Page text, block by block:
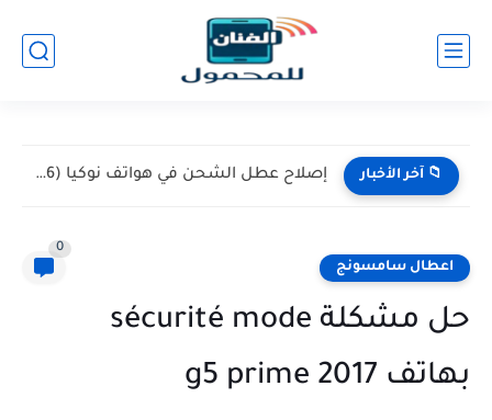
📁 آخر الأخبار إصلاح عطل الشحن في هواتف نوكيا (Nokia 105 / 106)...
اعطال سامسونج
0
حل مشكلة sécurité mode
بهاتف g5 prime 2017